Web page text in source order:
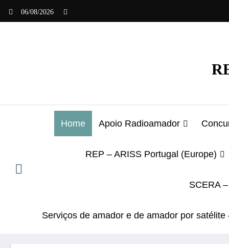
06/08/2026
Home Apoio Radioamador
REP – ARISS Portugal (Europe)
SCERA
Serviços de amador e de amador por